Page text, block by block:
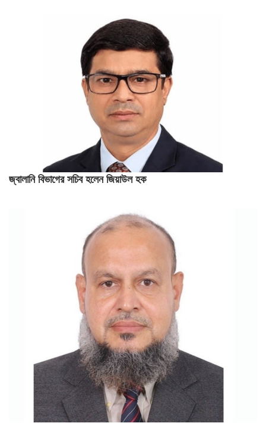
জ্বালানি বিভাগের সচিব হলেন জিয়াউল হক